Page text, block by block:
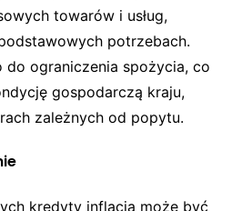
towarów i usług,
potrzebach.
do ograniczenia spożycia, co
gospodarczą kraju,
zależnych od popytu.
kredyty inflacja może być